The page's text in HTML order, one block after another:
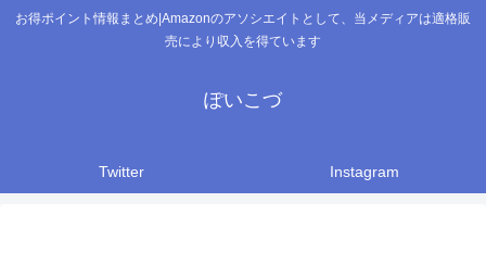
お得ポイント情報まとめ|Amazonのアソシエイトとして、当メディアは適格販
売により収入を得ています
ぽいこづ
Twitter Instagram